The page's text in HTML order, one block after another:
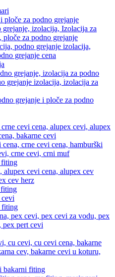
ploče za podno grejanje
grejanje i ploče za podno
fiting
fiting
bakarni fiting